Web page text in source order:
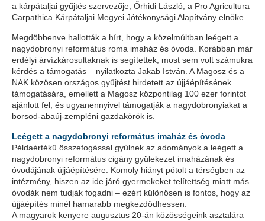
a kárpátaljai gyűjtés szervezője, Őrhidi László, a Pro Agricultura
Carpathica Kárpátaljai Megyei Jótékonysági Alapítvány elnöke.
Megdöbbenve hallották a hírt, hogy a közelmúltban leégett a
nagydobronyi református roma imaház és óvoda. Korábban már
erdélyi árvízkárosultaknak is segítettek, most sem volt számukra
kérdés a támogatás – nyilatkozta Jakab István. A Magosz és a
NAK közösen országos gyűjtést hirdetett az újjáépítésének
támogatására, emellett a Magosz központilag 100 ezer forintot
ajánlott fel, és ugyanennyivel támogatják a nagydobronyiakat a
borsod-abaúj-zempléni gazdakörök is.
Leégett a nagydobronyi református imaház és óvoda
Példaértékű összefogással gyűlnek az adományok a leégett a
nagydobronyi református cigány gyülekezet imaházának és
óvodájának újjáépítésére. Komoly hiányt pótolt a térségben az
intézmény, hiszen az ide járó gyermekeket telítettség miatt más
óvodák nem tudják fogadni – ezért különösen is fontos, hogy az
újjáépítés minél hamarabb megkezdődhessen.
A magyarok kenyere augusztus 20-án közösségeink asztalára